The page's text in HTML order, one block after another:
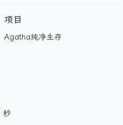
项目
Agatha纯净生存
秒